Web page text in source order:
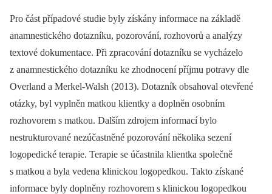
Pro část případové studie byly získány informace na základě
anamnestického dotazníku, pozorování, rozhovorů a analýzy
textové dokumentace. Při zpracování dotazníku se vycházelo
z anamnestického dotazníku ke zhodnocení příjmu potravy dle
Overland a Merkel-Walsh (2013). Dotazník obsahoval otevřené
otázky, byl vyplněn matkou klientky a doplněn osobním
rozhovorem s matkou. Dalším zdrojem informací bylo
nestrukturované nezúčastněné pozorování několika sezení
logopedické terapie. Terapie se účastnila klientka společně
s matkou a byla vedena klinickou logopedkou. Takto získané
informace byly doplněny rozhovorem s klinickou logopedkou